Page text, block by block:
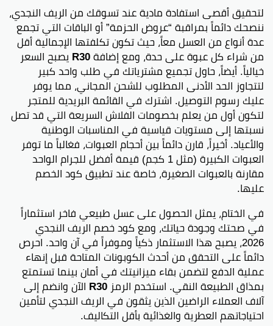
لتحقيق أقصى استفادة مادية عند تسوقك من الريف النجدي،
ننصحك دائماً بمراقبة “عروض الحزمة” أو الباقات التي تجمع
عدة أنواع من العسل معاً، حيث تكون تكلفتها الإجمالية أقل
من شراء كل عبوة على حدة، ومع إضافةR30يصبح السعر
خيالياً. أيضاً، حاول تجميع مشترياتك في طلب واحد كبير
لتتجاوز الحد الأدنى المطلوب للشحن المجاني، مما يوفر
عليك رسوم التوصيل. اشترك في القائمة البريدية للمتجر
لتكون أول من يعلم بخصومات الفلاش السريعة التي قد تصل
نسبتها إلى مستويات قياسية في المناسبات الوطنية
والأعياد. أخيراً، قارن دائماً بين أحجام العبوات، فغالباً ما توفر
العبوات الكبيرة (مثل 1 كجم) قيمة أفضل للجرام الواحد
مقارنة بالعبوات الصغيرة، خاصة عند تطبيق كود الخصم
عليها.
في الختام، يمثل الحصول على عسل طبيعي فاخر استثماراً
في صحتك وجودة حياتك، ومع كود خصم الريف النجدي
2026، يصبح هذا الاستثمار ذكياً وموفراً في آن واحد. احرص
دائماً على التحقق من أحدث الكوبونات المتاحة قبل إنهاء
عملية الدفع لتضمن بقاء ميزانيتك في أمان بينما تستمتع
بمذاق الطبيعة النقي. استخدم الرمز R30 الآن وانضم إلى
آلاف العملاء الراضين الذين يثقون في الريف النجدي لتأمين
احتياجاتهم العطرية والغذائية بأقل التكاليف.